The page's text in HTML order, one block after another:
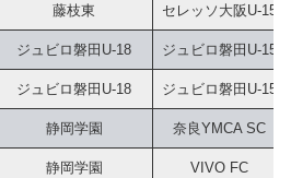
藤枝東 セレッソ大阪U-15
ジュビロ磐田U-18 ジュビロ磐田U-15
ジュビロ磐田U-18 ジュビロ磐田U-15
静岡学園 奈良YMCA SC
静岡学園 VIVO FC